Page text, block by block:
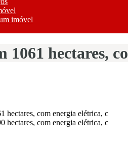
imóvel
1061 hectares,